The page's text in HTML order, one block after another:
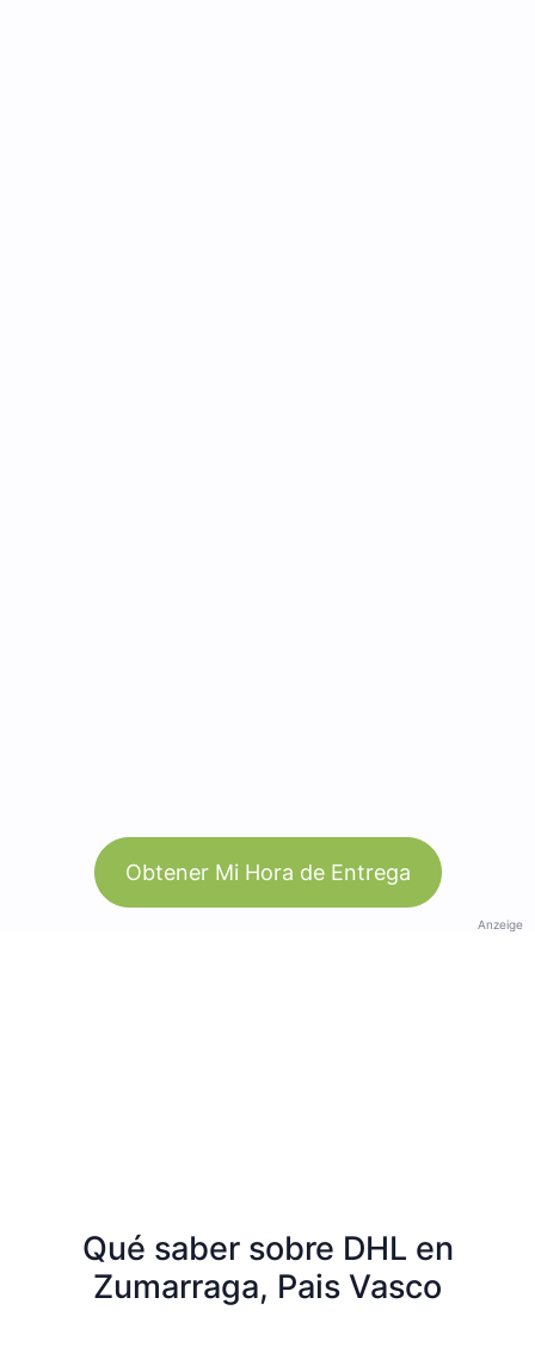
Obtener Mi Hora de Entrega
Anzeige
Qué saber sobre DHL en
Zumarraga, Pais Vasco